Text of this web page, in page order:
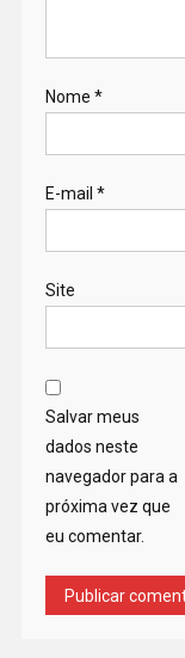
Nome *
E-mail *
Site
Salvar meus
dados neste
navegador para a
próxima vez que
eu comentar.